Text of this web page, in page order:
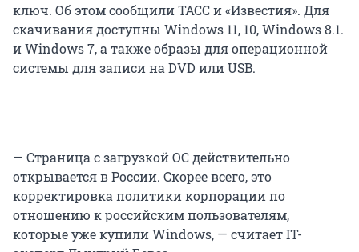
ключ. Об этом сообщили ТАСС и «Известия». Для
скачивания доступны Windows 11, 10, Windows 8.1.
и Windows 7, а также образы для операционной
системы для записи на DVD или USB.
— Страница с загрузкой ОС действительно
открывается в России. Скорее всего, это
корректировка политики корпорации по
отношению к российским пользователям,
которые уже купили Windows, — считает IT-